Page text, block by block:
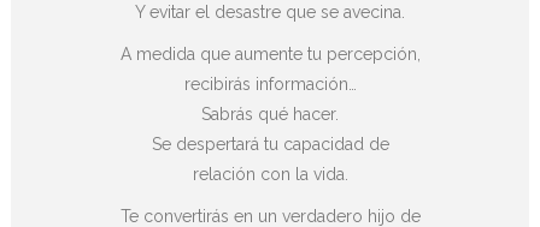
Y evitar el desastre que se avecina.
A medida que aumente tu percepción,
recibirás información…
Sabrás qué hacer.
Se despertará tu capacidad de
relación con la vida.
Te convertirás en un verdadero hijo de